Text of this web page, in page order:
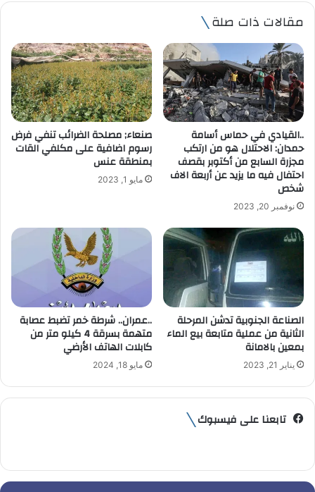
د
ا
ل
إ
ل
ك
ر
و
ن
ي
مقالات ذات صلة
..القيادي في حماس أسامة
حمدان: الاحتلال هو من ارتكب
مجزرة السابع من أكتوبر بقصف
احتفال فيه ما يزيد عن أربعة الاف
شخص
نوفمبر 20, 2023
صنعاء; مصلحة الضرائب تنفي فرض
رسوم اضافية على مكلفي القات
بمنطقة عنس
مايو 1, 2023
الصناعة الجنوبية تدشن المرحلة
الثانية من عملية متابعة بيع الماء
بمعين بالامانة
يناير 21, 2023
..عمران.. شرطة خمر تضبط عصابة
متهمة بسرقة 4 كيلو متر من
كابلات الهاتف الأرضي
مايو 18, 2024
تابعنا على فيسبوك